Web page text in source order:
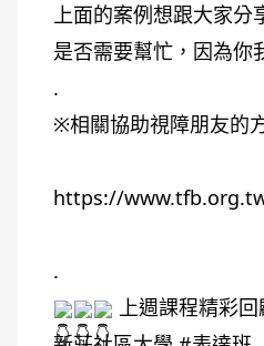
上面的案例想跟大家分
是否需要幫忙，因為你
.
※相關協助視障朋友的
https://
.
上週課程精彩回